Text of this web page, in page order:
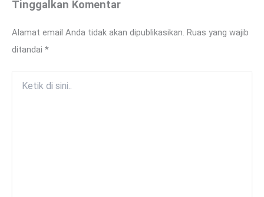
Tinggalkan Komentar
Alamat email Anda tidak akan dipublikasikan. Ruas yang wajib
ditandai *